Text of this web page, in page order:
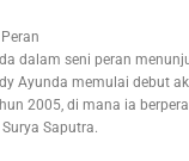
dalam seni peran
Ayunda memulai debut
2005, di mana ia
Saputra.